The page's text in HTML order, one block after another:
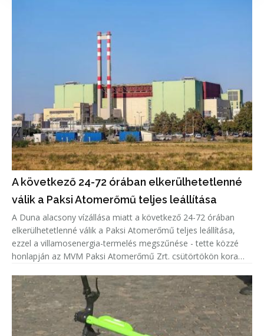
A következő 24-72 órában elkerülhetetlenné
válik a Paksi Atomerőmű teljes leállítása
A Duna alacsony vízállása miatt a következő 24-72 órában
elkerülhetetlenné válik a Paksi Atomerőmű teljes leállítása,
ezzel a villamosenergia-termelés megszűnése - tette közzé
honlapján az MVM Paksi Atomerőmű Zrt. csütörtökön kora